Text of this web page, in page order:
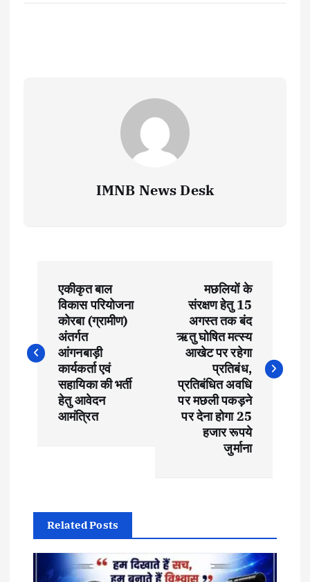
IMNB News Desk
s
g
एकीकृत बाल
विकास परियोजना
कोरबा (ग्रामीण)
अंतर्गत
आंगनबाड़ी
कार्यकर्ता एवं
सहायिका की भर्ती
हेतु आवेदन
आमंत्रित
मछलियों के
संरक्षण हेतु 15
अगस्त तक बंद
ऋतु घोषित मत्स्य
आखेट पर रहेगा
प्रतिबंध,
प्रतिबंधित अवधि
पर मछली पकड़ने
पर देना होगा 25
हजार रूपये
जुर्माना
Related Posts